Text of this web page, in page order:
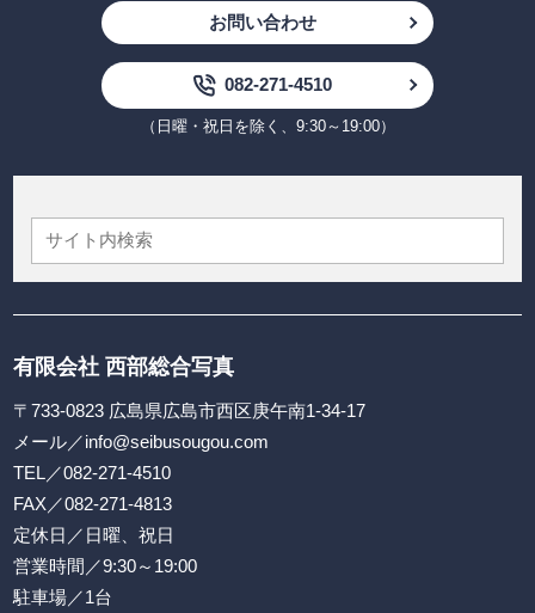
お問い合わせ
082-271-4510
（日曜・祝日を除く、9:30～19:00）
有限会社 西部総合写真
〒733-0823 広島県広島市西区庚午南1-34-17
メール／info@seibusougou.com
TEL／082-271-4510
FAX／082-271-4813
定休日／日曜、祝日
営業時間／9:30～19:00
駐車場／1台